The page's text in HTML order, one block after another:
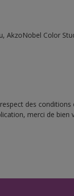
AkzoNobel Color
des conditions
merci de